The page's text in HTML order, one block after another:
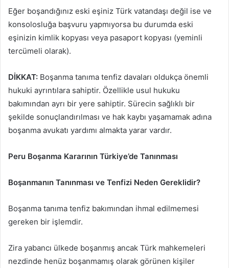
Eğer boşandığınız eski eşiniz Türk vatandaşı değil ise ve
konsolosluğa başvuru yapmıyorsa bu durumda eski
eşinizin kimlik kopyası veya pasaport kopyası (yeminli
tercümeli olarak).
DİKKAT: Boşanma tanıma tenfiz davaları oldukça önemli
hukuki ayrıntılara sahiptir. Özellikle usul hukuku
bakımından ayrı bir yere sahiptir. Sürecin sağlıklı bir
şekilde sonuçlandırılması ve hak kaybı yaşamamak adına
boşanma avukatı yardımı almakta yarar vardır.
Peru Boşanma Kararının Türkiye’de Tanınması
Boşanmanın Tanınması ve Tenfizi Neden Gereklidir?
Boşanma tanıma tenfiz bakımından ihmal edilmemesi
gereken bir işlemdir.
Zira yabancı ülkede boşanmış ancak Türk mahkemeleri
nezdinde henüz boşanmamış olarak görünen kişiler